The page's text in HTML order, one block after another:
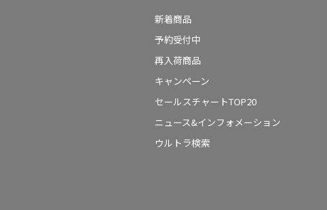
新着商品
予約受付中
再入荷商品
キャンペーン
セールスチャートTOP20
ニュース&インフォメーション
ウルトラ検索